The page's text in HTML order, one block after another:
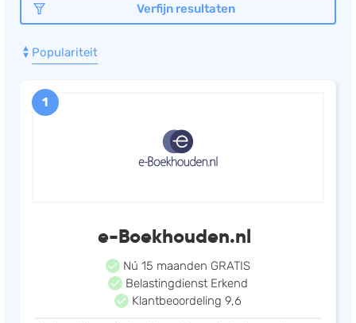
Voorraadbeheer
ERP
PSP
Marketing automation
Verfijn resultaten
Populariteit
1
e-Boekhouden.nl
Nú 15 maanden GRATIS
Belastingdienst Erkend
Klantbeoordeling 9,6